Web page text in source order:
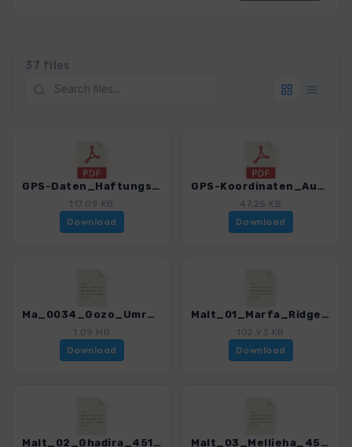
37 files
GPS-Daten_Haftungsausschluss-Nutzungsbedingungen_WF_Malta-Gozo_4516_2.pdf
117.09 KB
Download
GPS-Koordinaten_Ausgangspunkte_WF_Malta_Gozo_4516_2.pdf
47.25 KB
Download
Ma_0034_Gozo_Umrundung_4516_2.gpx
1.09 MB
Download
Malt_01_Marfa_Ridge_4516_2.gpx
102.93 KB
Download
Malt_02_Ghadira_4516_2.gpx Malt_03_Mellieha_4516_2.gpx